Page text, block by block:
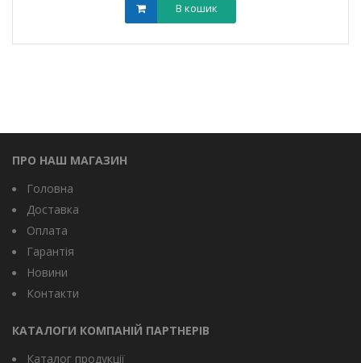
В кошик
ПРО НАШ МАГАЗИН
Головна
Доставка
Оплата
Гарантія
Новини
Контакти
КАТАЛОГИ КОМПАНІЙ ПАРТНЕРІВ
Каталог продукції